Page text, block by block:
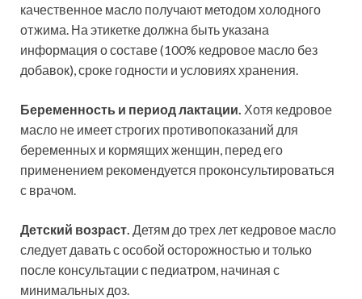
качественное масло получают методом холодного
отжима. На этикетке должна быть указана
информация о составе (100% кедровое масло без
добавок), сроке годности и условиях хранения.
Беременность и период лактации. Хотя кедровое
масло не имеет строгих противопоказаний для
беременных и кормящих женщин, перед его
применением рекомендуется проконсультироваться
с врачом.
Детский возраст. Детям до трех лет кедровое масло
следует давать с особой осторожностью и только
после консультации с педиатром, начиная с
минимальных доз.